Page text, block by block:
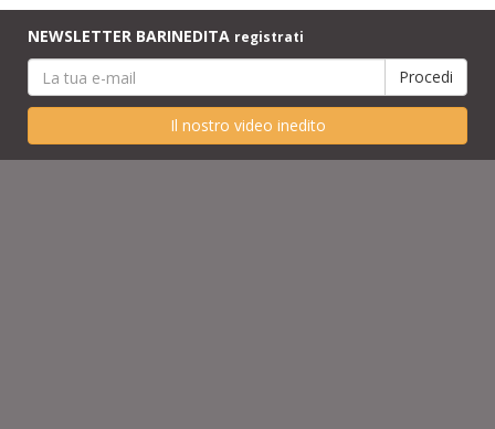
NEWSLETTER BARINEDITA registrati
Il nostro video inedito